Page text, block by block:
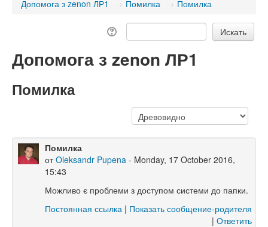
Допомога з zenon ЛР1
→ Помилка → Помилка
Допомога з zenon ЛР1
Помилка
Помилка
отOleksandr Pupena - Monday, 17 October 2016,
15:43
Можливо є проблеми з доступом системи до папки.
Постоянная ссылка | Показать сообщение-родителя
| Ответить